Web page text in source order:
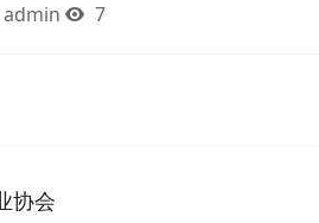
admin 7